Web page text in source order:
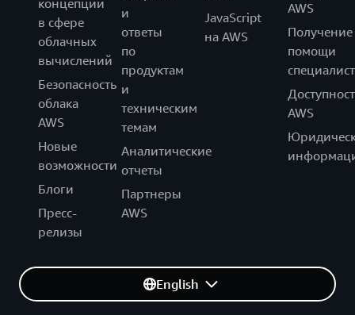
концепций
в сфере
облачных
вычислений
Безопасность
облака
AWS
Новые
возможности
Блоги
Пресс-
релизы
и
ответы
по
продуктам
и
техническим
темам
Аналитические
отчеты
Партнеры
AWS
JavaScript
на AWS
AWS
Получение
помощи
AWS
English